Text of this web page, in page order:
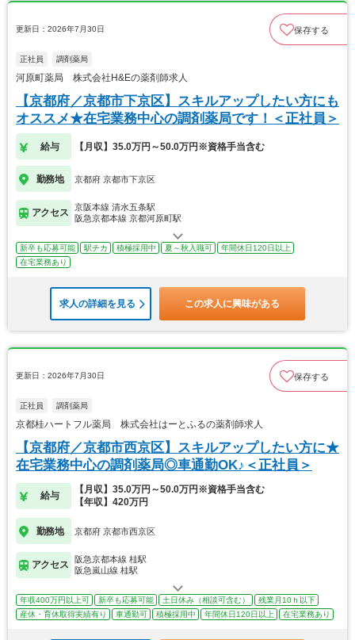
更新日：2026年7月30日 保存する
正社員 調剤薬局
河原町薬局 株式会社H&Eの薬剤師求人
【京都府／京都市下京区】スキルアップしたい方にも
オススメ★在宅業務中心の調剤薬局です！＜正社員＞
給与 【月収】35.0万円～50.0万円※資格手当含む
勤務地 京都府 京都市下京区
アクセス
京阪本線 清水五条駅
阪急京都本線 京都河原町駅
新卒も応募可能 駅チカ 積極採用中 夏～秋入職可
年間休日120日以上
在宅業務あり
求人の詳細を見る この求人に興味がある
更新日：2026年7月30日 保存する
正社員 調剤薬局
京都桂ハートフル薬局 株式会社はーとふるの薬剤師求人
【京都府／京都市西京区】スキルアップしたい方に★
在宅業務中心の調剤薬局◎車通勤OK♪＜正社員＞
給与
【月収】35.0万円～50.0万円※資格手当含む
【年収】420万円
勤務地 京都府 京都市西京区
アクセス
阪急京都本線 桂駅
阪急嵐山線 桂駅
年収400万円以上可 新卒も応募可能 土日休み（相談可含む）
残業月10ｈ以下
産休・育休取得実績有り
車通勤可 積極採用中 年間休日120日以上 在宅業務あり